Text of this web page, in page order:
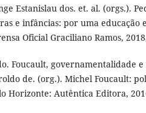
Estanislau dos. et. al. (orgs.).
e infâncias: por uma educação
Oficial Graciliano Ramos,
Foucault, governamentalidade
de. (org.). Michel Foucault:
Horizonte: Autêntica Editora,